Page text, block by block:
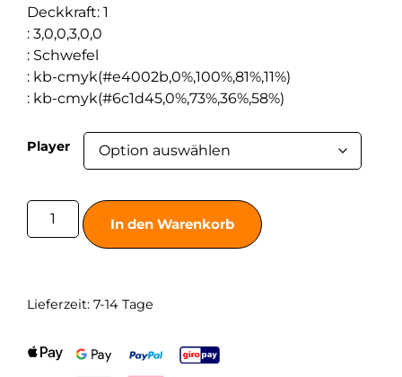
Deckkraft: 1
: 3,0,0,3,0,0
: Schwefel
: kb-cmyk(#e4002b,0%,100%,81%,11%)
: kb-cmyk(#6c1d45,0%,73%,36%,58%)
Player
In den Warenkorb
Lieferzeit: 7-14 Tage